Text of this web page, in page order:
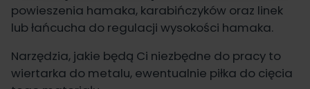
powieszenia hamaka, karabińczyków oraz linek
lub łańcucha do regulacji wysokości hamaka.
Narzędzia, jakie będą Ci niezbędne do pracy to
wiertarka do metalu, ewentualnie piłka do cięcia